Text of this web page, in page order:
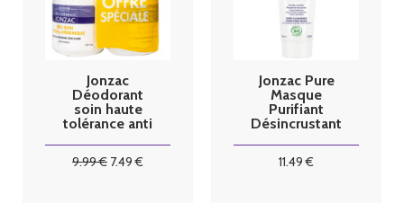
Jonzac
Déodorant
soin haute
tolérance anti
50ml
9.99€ 7.49 €
Jonzac Pure
Masque
Purifiant
Désincrustant
11.49 €